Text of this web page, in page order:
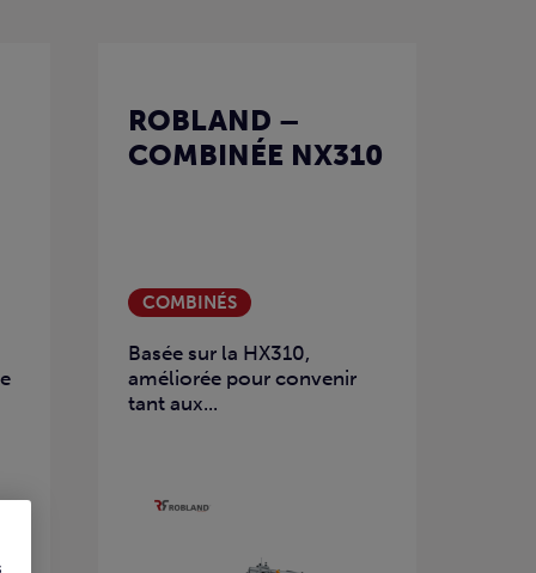
ROBLAND –
COMBINÉE NX310
COMBINÉS
Basée sur la HX310,
améliorée pour convenir
tant aux...